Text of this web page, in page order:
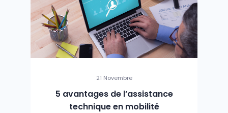
21 Novembre
5 avantages de l’assistance
technique en mobilité